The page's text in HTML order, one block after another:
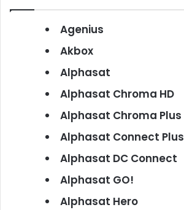
Agenius
Akbox
Alphasat
Alphasat Chroma HD
Alphasat Chroma Plus
Alphasat Connect Plus
Alphasat DC Connect
Alphasat GO!
Alphasat Hero